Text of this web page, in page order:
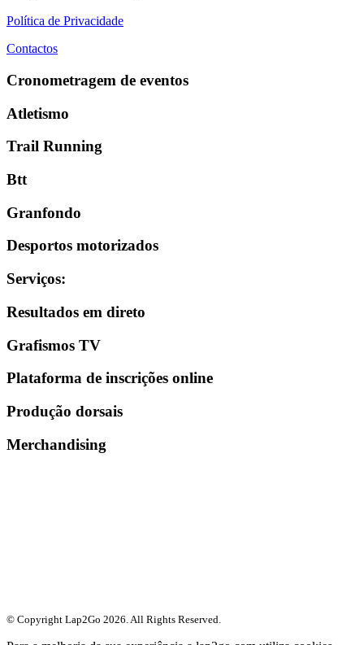
Política de Privacidade
Contactos
Cronometragem de eventos
Atletismo
Trail Running
Btt
Granfondo
Desportos motorizados
Serviços:
Resultados em direto
Grafismos TV
Plataforma de inscrições online
Produção dorsais
Merchandising
© Copyright Lap2Go 2026. All Rights Reserved.